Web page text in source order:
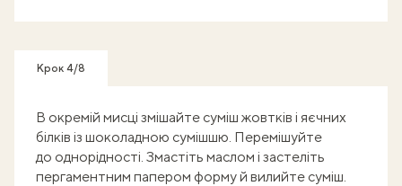
Крок 4/8
В окремій мисці змішайте суміш жовтків і яєчних
білків із шоколадною сумішшю. Перемішуйте
до однорідності. Змастіть маслом і застеліть
пергаментним папером форму й вилийте суміш.